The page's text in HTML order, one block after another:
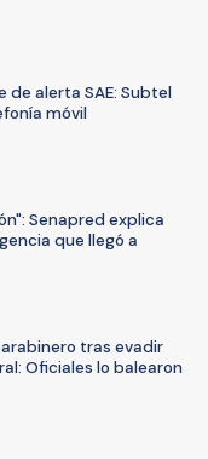
de alerta SAE: Subtel
móvil
Senapred explica
que llegó a
tras evadir
Oficiales lo balearon